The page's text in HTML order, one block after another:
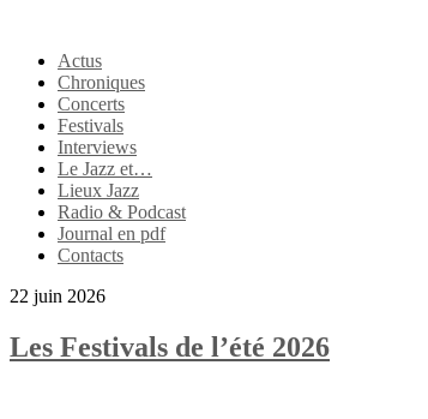
Actus
Chroniques
Concerts
Festivals
Interviews
Le Jazz et…
Lieux Jazz
Radio & Podcast
Journal en pdf
Contacts
22 juin 2026
Les Festivals de l’été 2026